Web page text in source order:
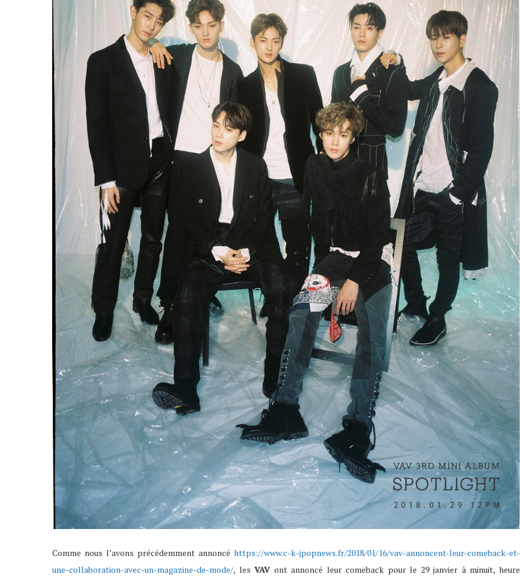
Comme nous l’avons précédemment annoncé https://www.c-k-jpopnews.fr/2018/01/16/vav-annoncent-leur-comeback-et-
une-collaboration-avec-un-magazine-de-mode/, lesVAVont annoncé leur comeback pour le 29 janvier à minuit, heure